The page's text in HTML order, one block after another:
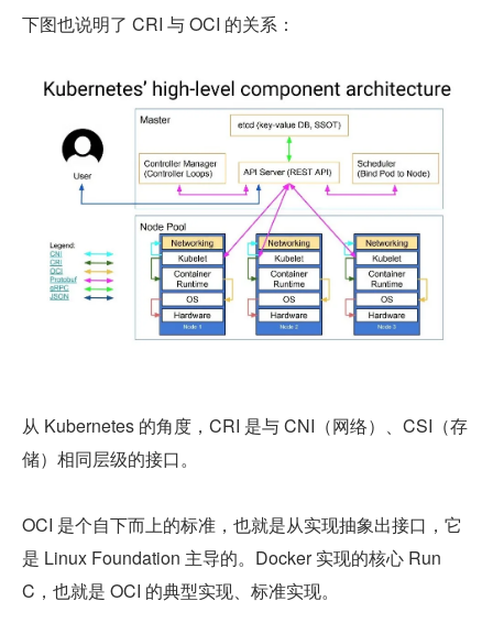
下图也说明了 CRI 与 OCI 的关系：
从 Kubernetes 的角度，CRI 是与 CNI（网络）、CSI（存
储）相同层级的接口。
OCI 是个自下而上的标准，也就是从实现抽象出接口，它
是 Linux Foundation 主导的。Docker 实现的核心 Run
C，也就是 OCI 的典型实现、标准实现。